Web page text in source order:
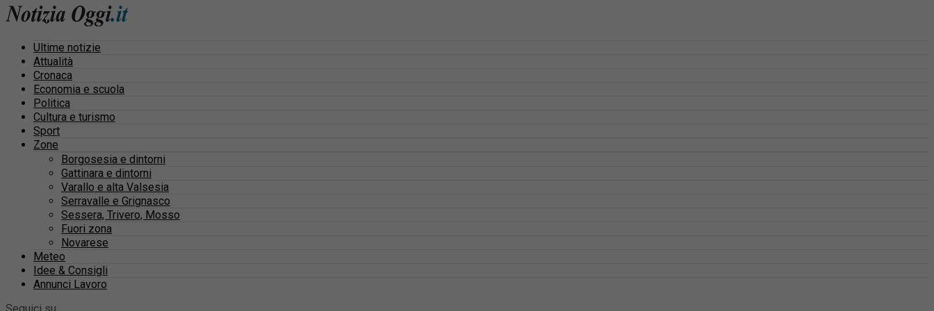
Ultime notizie
Attualità
Cronaca
Economia e scuola
Politica
Cultura e turismo
Sport
Zone
Borgosesia e dintorni
Gattinara e dintorni
Varallo e alta Valsesia
Serravalle e Grignasco
Sessera, Trivero, Mosso
Fuori zona
Novarese
Meteo
Idee & Consigli
Annunci Lavoro